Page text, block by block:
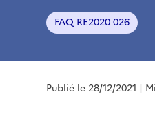
FAQ RE2020 026
Publié le 28/12/2021 |